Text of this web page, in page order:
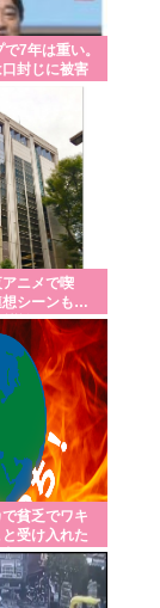
7年は重い。
封じに被害
た」
ニメで喫
想シーンも…
議論
貧乏でワキ
受け入れた
くなった